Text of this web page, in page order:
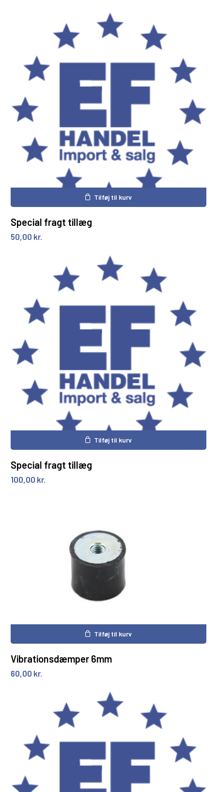
Tilføj til kurv
Special fragt tillæg
50,00 kr.
Tilføj til kurv
Special fragt tillæg
100,00 kr.
Tilføj til kurv
Vibrationsdæmper 6mm
60,00 kr.